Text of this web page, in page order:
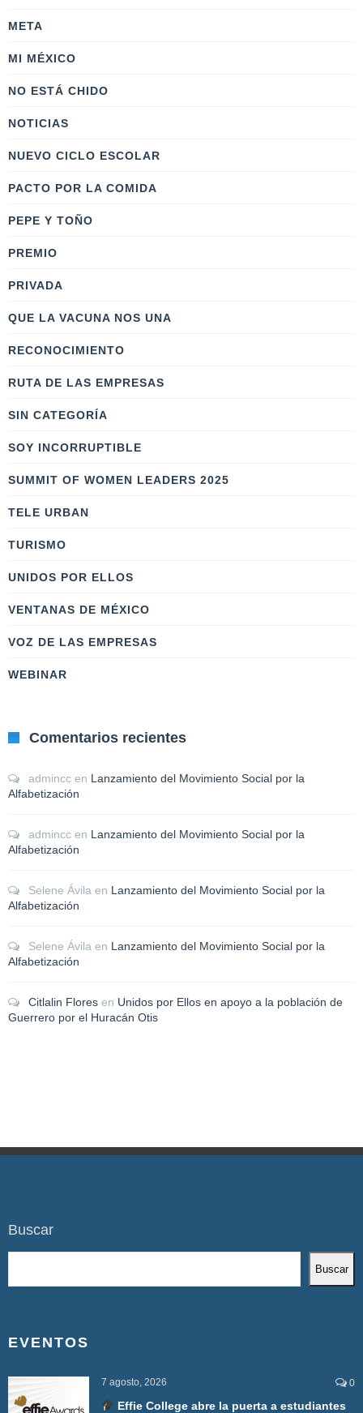
META
MI MÉXICO
NO ESTÁ CHIDO
NOTICIAS
NUEVO CICLO ESCOLAR
PACTO POR LA COMIDA
PEPE Y TOÑO
PREMIO
PRIVADA
QUE LA VACUNA NOS UNA
RECONOCIMIENTO
RUTA DE LAS EMPRESAS
SIN CATEGORÍA
SOY INCORRUPTIBLE
SUMMIT OF WOMEN LEADERS 2025
TELE URBAN
TURISMO
UNIDOS POR ELLOS
VENTANAS DE MÉXICO
VOZ DE LAS EMPRESAS
WEBINAR
Comentarios recientes
admincc en Lanzamiento del Movimiento Social por la
Alfabetización
admincc en Lanzamiento del Movimiento Social por la
Alfabetización
Selene Ávila en Lanzamiento del Movimiento Social por la
Alfabetización
Selene Ávila en Lanzamiento del Movimiento Social por la
Alfabetización
Citlalin Flores en Unidos por Ellos en apoyo a la población de
Guerrero por el Huracán Otis
Buscar
Buscar
EVENTOS
7 agosto, 2026 0
Effie College abre la puerta a estudiantes